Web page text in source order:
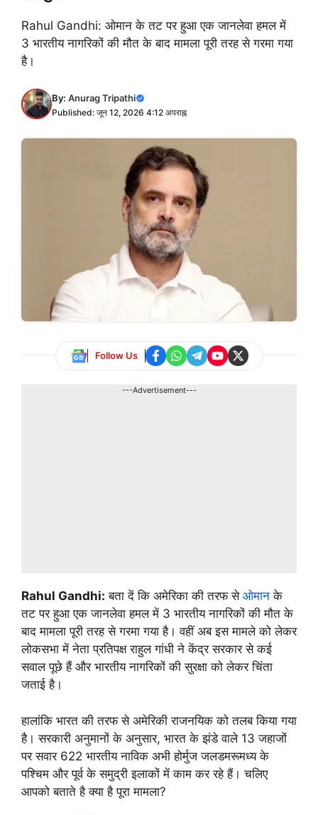
Rahul Gandhi: ओमान के तट पर हुआ एक जानलेवा हमल में
3 भारतीय नागरिकों की मौत के बाद मामला पूरी तरह से गरमा गया
है।
By: Anurag Tripathi
Published: जून 12, 2026 4:12 अपराह्न
Follow Us
---Advertisement---
Rahul Gandhi: बता दें कि अमेरिका की तरफ से ओमान के
तट पर हुआ एक जानलेवा हमल में 3 भारतीय नागरिकों की मौत के
बाद मामला पूरी तरह से गरमा गया है। वहीं अब इस मामले को लेकर
लोकसभा में नेता प्रतिपक्ष राहुल गांधी ने केंद्र सरकार से कई
सवाल पूछे हैं और भारतीय नागरिकों की सुरक्षा को लेकर चिंता
जताई है।
हालांकि भारत की तरफ से अमेरिकी राजनयिक को तलब किया गया
है। सरकारी अनुमानों के अनुसार, भारत के झंडे वाले 13 जहाजों
पर सवार 622 भारतीय नाविक अभी होर्मुज जलडमरूमध्य के
पश्चिम और पूर्व के समुद्री इलाकों में काम कर रहे हैं। चलिए
आपको बताते है क्या है पूरा मामला?